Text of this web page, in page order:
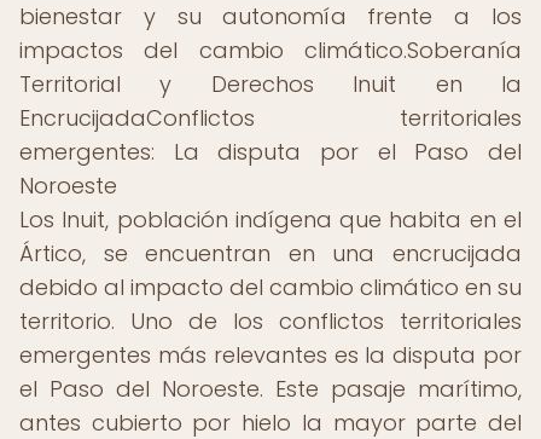
bienestar y su autonomía frente a los
impactos del cambio climático.Soberanía
Territorial y Derechos Inuit en la
EncrucijadaConflictos territoriales
emergentes: La disputa por el Paso del
Noroeste
Los Inuit, población indígena que habita en el
Ártico, se encuentran en una encrucijada
debido al impacto del cambio climático en su
territorio. Uno de los conflictos territoriales
emergentes más relevantes es la disputa por
el Paso del Noroeste. Este pasaje marítimo,
antes cubierto por hielo la mayor parte del